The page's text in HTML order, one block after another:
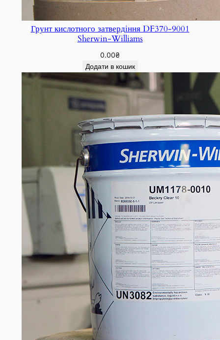
Грунт кислотного затвердіння DF370-9001
Sherwin-Williams
0.00₴
Додати в кошик